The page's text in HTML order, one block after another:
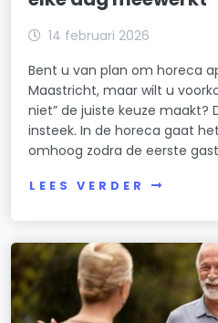
14 februari 2026
Bent u van plan om horeca
Maastricht, maar wilt u
niet” de juiste keuze maakt?
insteek. In de horeca gaat
omhoog zodra de eerste
LEES VERDER